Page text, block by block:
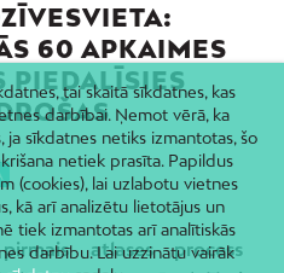
60 APKAIMES
PIEDALĪSIES
atlases process
tai skaitā sīkdatnes, kas
darbībai. Ņemot vērā, ka
sīkdatnes netiks izmantotas, šo
netiek prasīta. Papildus
(cookies), lai uzlabotu vietnes
kā arī analizētu lietotājus un
tiek izmantotas arī analītiskās
darbību. Lai uzzinātu vairāk